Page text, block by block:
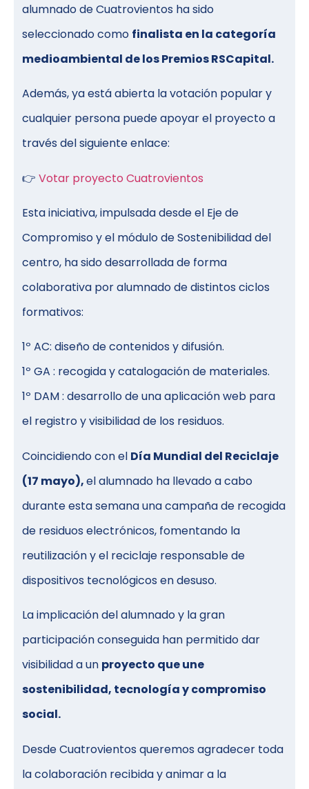
alumnado de Cuatrovientos ha sido
seleccionado como finalista en la categoría
medioambiental de los Premios RSCapital.
Además, ya está abierta la votación popular y
cualquier persona puede apoyar el proyecto a
través del siguiente enlace:
👉Votar proyecto Cuatrovientos
Esta iniciativa, impulsada desde el Eje de
Compromiso y el módulo de Sostenibilidad del
centro, ha sido desarrollada de forma
colaborativa por alumnado de distintos ciclos
formativos:
1º AC: diseño de contenidos y difusión.
1º GA : recogida y catalogación de materiales.
1º DAM : desarrollo de una aplicación web para
el registro y visibilidad de los residuos.
Coincidiendo con el Día Mundial del Reciclaje
(17 mayo),el alumnado ha llevado a cabo
durante esta semana una campaña de recogida
de residuos electrónicos, fomentando la
reutilización y el reciclaje responsable de
dispositivos tecnológicos en desuso.
La implicación del alumnado y la gran
participación conseguida han permitido dar
visibilidad a un proyecto que une
sostenibilidad, tecnología y compromiso
social.
Desde Cuatrovientos queremos agradecer toda
la colaboración recibida y animar a la